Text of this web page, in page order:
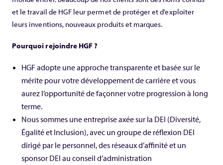
et le travail de HGF leur permet de protéger et d’exploiter
leurs inventions, nouveaux produits et marques.
Pourquoi rejoindre HGF ?
HGF adopte une approche transparente et basée sur le
mérite pour votre développement de carrière et vous
aurez l’opportunité de façonner votre progression à long
terme.
Nous sommes une entreprise axée sur la DEI (Diversité,
Égalité et Inclusion), avec un groupe de réflexion DEI
dirigé par le personnel, des réseaux d’affinité et un
sponsor DEI au conseil d’administration